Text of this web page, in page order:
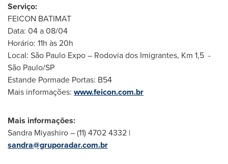
Serviço:
FEICON BATIMAT
Data: 04 a 08/04
Horário: 11h às 20h
Local: São Paulo Expo – Rodovia dos Imigrantes, Km 1,5 -
São Paulo/SP
Estande Pormade Portas: B54
Mais informações: www.feicon.com.br
Mais informações:
Sandra Miyashiro– (11) 4702 4332 |
sandra@gruporadar.com.br